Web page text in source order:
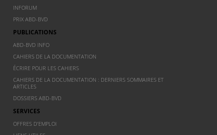
INFORUM
PRIX ABD-BVD
PUBLICATIONS
ABD-BVD INFO
CAHIERS DE LA DOCUMENTATION
ÉCRIRE POUR LES CAHIERS
CAHIERS DE LA DOCUMENTATION : DERNIERS SOMMAIRES ET
ARTICLES
DOSSIERS ABD-BVD
SERVICES
OFFRES D’EMPLOI